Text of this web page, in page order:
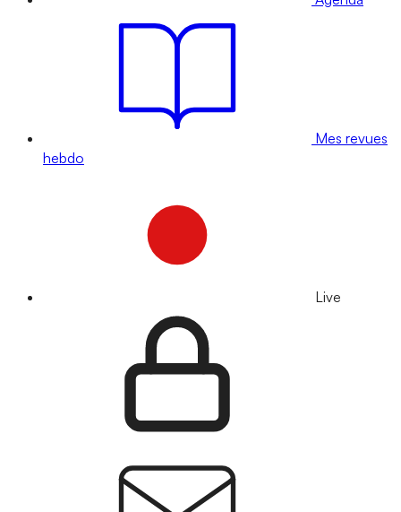
Mes revues
hebdo
Live